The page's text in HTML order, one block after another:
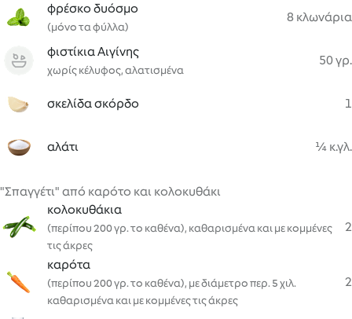
φρέσκο δυόσμο
(μόνο τα φύλλα)
8 κλωνάρια
φιστίκια Αιγίνης
χωρίς κέλυφος, αλατισμένα
50 γρ.
σκελίδα σκόρδο 1
αλάτι ¼ κ.γλ.
"Σπαγγέτι" από καρότο και κολοκυθάκι
κολοκυθάκια
(περίπου 200 γρ. το καθένα), καθαρισμένα και με κομμένες
τις άκρες
2
καρότα
(περίπου 200 γρ. το καθένα), με διάμετρο περ. 5 χιλ.
καθαρισμένα και με κομμένες τις άκρες
2